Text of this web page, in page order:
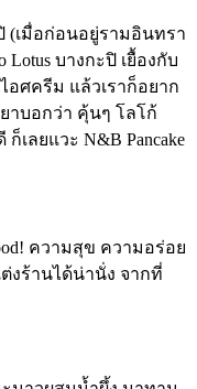
(เมื่อก่อนอยู่รามอินทรา
Lotus บางกะปิ เยื้องกับ
ศครีม แล้วเราก็อยาก
าบอกว่า คุ้นๆ โลโก้
เลยแวะ N&B Pancake
ความสุข ความอร่อย
งร้านได้น่านั่ง จากที่